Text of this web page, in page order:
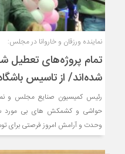
نماینده ورزقان و خاروانا در مجلس:
تمام پروژه‌های تعطیل
شده‌اند/ از تاسیس
رئیس کمیسیون صنایع مجلس و
حواشی و کشمکش های بی مورد
وحدت و آرامش امروز فرصتی برای